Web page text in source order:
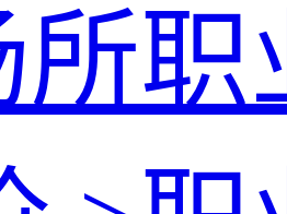
职